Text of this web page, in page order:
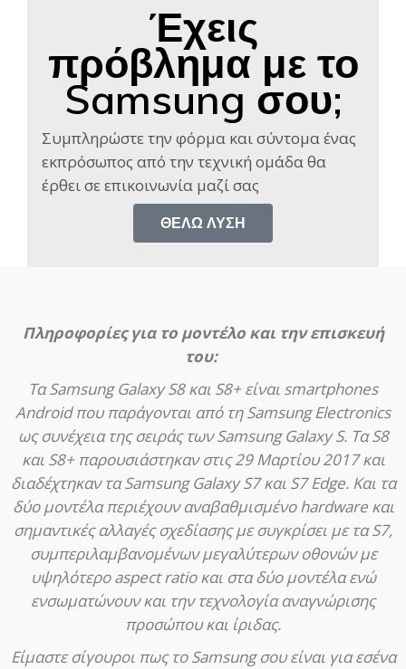
Έχεις
πρόβλημα με το
Samsung σου;
Συμπληρώστε την φόρμα και σύντομα ένας
εκπρόσωπος από την τεχνική ομάδα θα
έρθει σε επικοινωνία μαζί σας​
ΘΈΛΩ ΛΎΣΗ
Πληροφορίες για το μοντέλο και την επισκευή
του:
Τα Samsung Galaxy S8 και S8+ είναι smartphones
Android που παράγονται από τη Samsung Electronics
ως συνέχεια της σειράς των Samsung Galaxy S. Τα S8
και S8+ παρουσιάστηκαν στις 29 Μαρτίου 2017 και
διαδέχτηκαν τα Samsung Galaxy S7 και S7 Edge. Και τα
δύο μοντέλα περιέχουν αναβαθμισμένο hardware και
σημαντικές αλλαγές σχεδίασης με συγκρίσει με τα S7,
συμπεριλαμβανομένων μεγαλύτερων οθονών με
υψηλότερο aspect ratio και στα δύο μοντέλα ενώ
ενσωματώνουν και την τεχνολογία αναγνώρισης
προσώπου και ίριδας.
Είμαστε σίγουροι πως το Samsung σου είναι για εσένα